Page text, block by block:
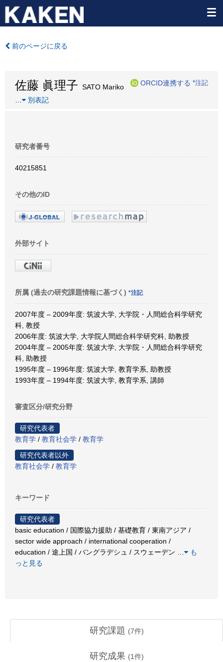
前のページに戻る
佐藤 眞理子 SATO Mariko
ORCID連携する *注記
別表記
研究者番号
40215851
その他のID
外部サイト
所属 (過去の研究課題情報に基づく) *注記
2007年度 – 2009年度: 筑波大学, 大学院・人間総合科学研究
科, 教授
2006年度: 筑波大学, 大学院人間総合科学研究科, 助教授
2004年度 – 2005年度: 筑波大学, 大学院・人間総合科学研究
科, 助教授
1995年度 – 1996年度: 筑波大学, 教育学系, 助教授
1993年度 – 1994年度: 筑波大学, 教育学系, 講師
審査区分/研究分野
研究代表者
教育学 / 教育社会学 / 教育学
研究代表者以外
教育社会学 / 教育学
キーワード
研究代表者
basic education / 国際協力援助 / 基礎教育 / 東南アジア /
sector wide approach / international cooperation /
education / 途上国 / バングラデシュ / スウェーデン
も
っと見る
研究課題 (7件)
研究成果 (1件)